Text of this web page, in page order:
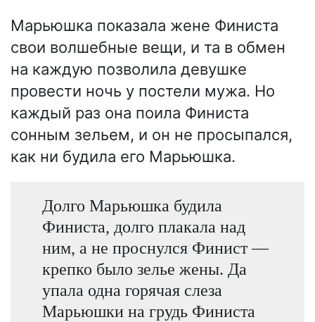
Марьюшка показала жене Финиста
свои волшебные вещи, и та в обмен
на каждую позволила девушке
провести ночь у постели мужа. Но
каждый раз она поила Финиста
сонным зельем, и он не просыпался,
как ни будила его Марьюшка.
Долго Марьюшка будила
Финиста, долго плакала над
ним, а не проснулся Финист —
крепко было зелье жены. Да
упала одна горячая слеза
Марьюшки на грудь Финиста